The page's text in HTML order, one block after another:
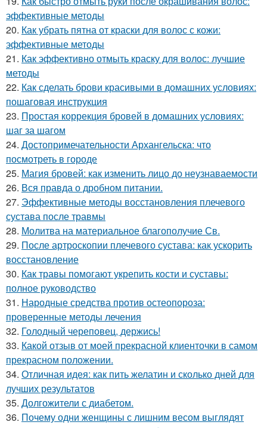
эффективные методы
20. Как убрать пятна от краски для волос с кожи:
эффективные методы
21. Как эффективно отмыть краску для волос: лучшие
методы
22. Как сделать брови красивыми в домашних условиях:
пошаговая инструкция
23. Простая коррекция бровей в домашних условиях:
шаг за шагом
24. Достопримечательности Архангельска: что
посмотреть в городе
25. Магия бровей: как изменить лицо до неузнаваемости
26. Вся правда о дробном питании.
27. Эффективные методы восстановления плечевого
сустава после травмы
28. Молитва на материальное благополучие Св.
29. После артроскопии плечевого сустава: как ускорить
восстановление
30. Как травы помогают укрепить кости и суставы:
полное руководство
31. Народные средства против остеопороза:
проверенные методы лечения
32. Голодный череповец, держись!
33. Какой отзыв от моей прекрасной клиенточки в самом
прекрасном положении.
34. Отличная идея: как пить желатин и сколько дней для
лучших результатов
35. Долгожители с диабетом.
36. Почему одни женщины с лишним весом выглядят